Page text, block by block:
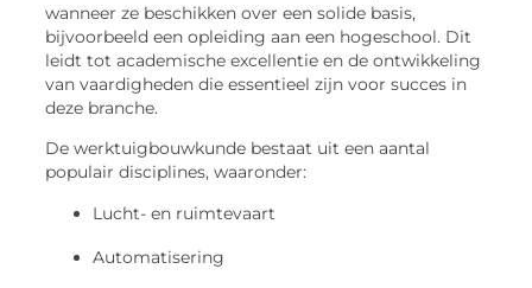
wanneer ze beschikken over een solide basis,
bijvoorbeeld een opleiding aan een hogeschool. Dit
leidt tot academische excellentie en de ontwikkeling
van vaardigheden die essentieel zijn voor succes in
deze branche.
De werktuigbouwkunde bestaat uit een aantal
populair disciplines, waaronder:
Lucht- en ruimtevaart
Automatisering